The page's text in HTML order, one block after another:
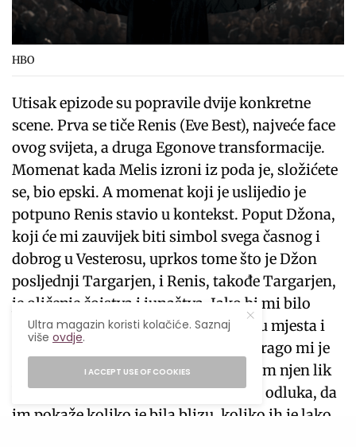
HBO
Utisak epizode su popravile dvije konkretne
scene. Prva se tiče Renis (Eve Best), najveće face
ovog svijeta, a druga Egonove transformacije.
Momenat kada Melis izroni iz poda je, složićete
se, bio epski. A momenat koji je uslijedio je
potpuno Renis stavio u kontekst. Poput Džona,
koji će mi zauvijek biti simbol svega časnog i
dobrog u Vesterosu, uprkos tome što je Džon
posljednji Targarjen, i Renis, takođe Targarjen,
je oličenje čojstva i junaštva. Iako bi mi bilo
najdraže da ih je sve spržila tu na licu mjesta i
završila rat prije nego što je počeo, drago mi je
što se to nije desilo, jer bi u surpotnom njen lik
bio potpuno obezvrijeđen. Upravo ta odluka, da
im pokaže koliko je bila blizu, koliko ih je lako
Ultra magazin koristi kolačiće. Saznaj
višeovdje.
I ACCEPT USE OF COOKIES